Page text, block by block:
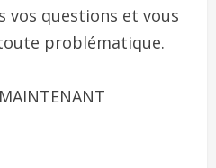
vos questions et vous
problématique.